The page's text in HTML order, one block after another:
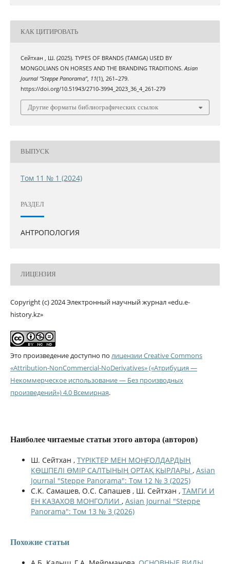
КАК ЦИТИРОВАТЬ
Сейтхан , Ш. (2025). TYPES OF BRANDS (TAMGA) USED BY
MONGOLIANS ON HORSES AND THE BRANDING TRADITIONS.Asian
Journal "Steppe Panorama", 11(1), 261–279.
https://doi.org/10.51943/2710-3994_2023_36_4_261-279
Другие форматы библиографических ссылок
ВЫПУСК
Том 11 № 1 (2024)
РАЗДЕЛ
АНТРОПОЛОГИЯ
ЛИЦЕНЗИЯ
Copyright (c) 2024 Электронный научный журнал «edu.e-
history.kz»
Это произведение доступно по лицензии Creative Commons
«Attribution-NonCommercial-NoDerivatives» («Атрибуция —
Некоммерческое использование — Без производных
произведений») 4.0 Всемирная.
Наиболее читаемые статьи этого автора (авторов)
Ш. Сейтхан , ТҮРІКТЕР МЕН МОҢҒОЛДАРДЫҢ
КӨШПЕЛІ ӨМІР САЛТЫНЫҢ ОРТАҚ ҚЫРЛАРЫ , Asian
Journal "Steppe Panorama": Том 12 № 3 (2025)
С.К. Самашев, О.С. Сапашев , Ш. Сейтхан , ТАМГИ И
ЕН КАЗАХОВ МОНГОЛИИ , Asian Journal "Steppe
Panorama": Том 13 № 3 (2026)
Похожие статьи